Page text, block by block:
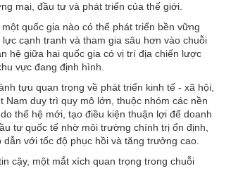
mại, đầu tư và phát triển của thế giới.
quốc gia nào có thể phát triển bền vững
cạnh tranh và tham gia sâu hơn vào chuỗi
hệ giữa hai quốc gia có vị trí địa chiến lược
vực đang định hình.
tựu quan trọng về phát triển kinh tế - xã hội,
duy trì quy mô lớn, thuộc nhóm các nền
thế hệ mới, tạo điều kiện thuận lợi để doanh
tư quốc tế nhờ môi trường chính trị ổn định,
với tốc độ phục hồi và tăng trưởng cao.
cậy, một mắt xích quan trọng trong chuỗi